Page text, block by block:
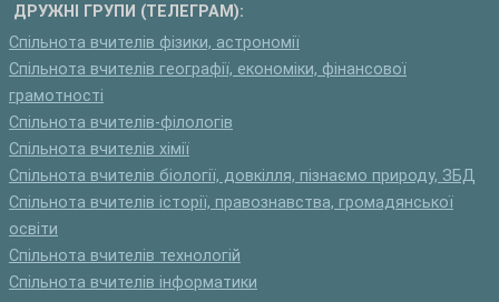
ДРУЖНІ ГРУПИ (ТЕЛЕГРАМ):
Спільнота вчителів фізики, астрономії
Спільнота вчителів географії, економіки, фінансової
грамотності
Спільнота вчителів-філологів
Спільнота вчителів хімії
Спільнота вчителів біології, довкілля, пізнаємо природу, ЗБД
Спільнота вчителів історії, правознавства, громадянської
освіти
Спільнота вчителів технологій
Спільнота вчителів інформатики